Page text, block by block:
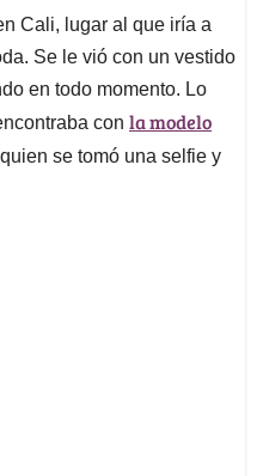
Cali, lugar al que iría a
Se le vió con un vestido
en todo momento. Lo
con la modelo
se tomó una selfie y